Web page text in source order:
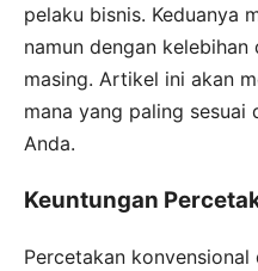
pelaku bisnis. Keduanya
namun dengan
masing. Artikel ini akan
mana yang paling sesuai
Anda.
Keuntungan
Percetakan